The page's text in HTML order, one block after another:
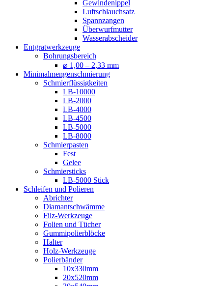
Gewindenippel
Luftschlauchsatz
Spannzangen
Überwurfmutter
Wasserabscheider
Entgratwerkzeuge
Bohrungsbereich
⌀ 1,00 – 2,33 mm
Minimalmengenschmierung
Schmierflüssigkeiten
LB-10000
LB-2000
LB-4000
LB-4500
LB-5000
LB-8000
Schmierpasten
Fest
Gelee
Schmiersticks
LB-5000 Stick
Schleifen und Polieren
Abrichter
Diamantschwämme
Filz-Werkzeuge
Folien und Tücher
Gummipolierblöcke
Halter
Holz-Werkzeuge
Polierbänder
10x330mm
20x520mm